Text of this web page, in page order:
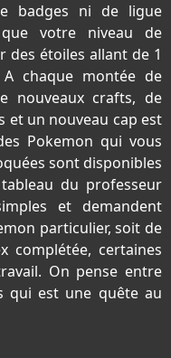
badges ni de ligue
votre niveau de
des étoiles allant de 1
chaque montée de
nouveaux crafts, de
et un nouveau cap est
Pokemon qui vous
sont disponibles
du professeur
et demandent
particulier, soit de
complétée, certaines
On pense entre
qui est une quête au